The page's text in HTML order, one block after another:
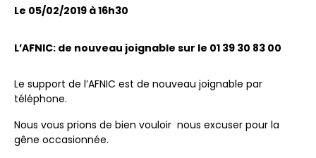
Le 05/02/2019 à 16h30
L’AFNIC: de nouveau joignable sur le 01 39 30 83 00
Le support de l’AFNIC est de nouveau joignable par
téléphone.
Nous vous prions de bien vouloir nous excuser pour la
gêne occasionnée.